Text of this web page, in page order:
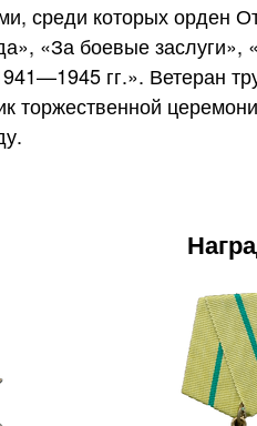
среди которых орден
«За боевые
гг.». Ветеран
торжественной